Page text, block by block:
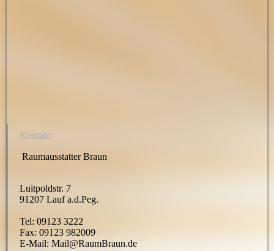
Kontakt
Raumausstatter Braun
Luitpoldstr. 7
91207 Lauf a.d.Peg.
Tel: 09123 3222
Fax: 09123 982009
E-Mail: Mail@RaumBraun.de